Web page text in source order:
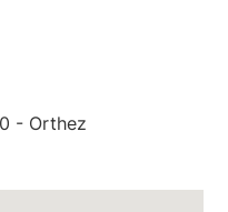
- Orthez